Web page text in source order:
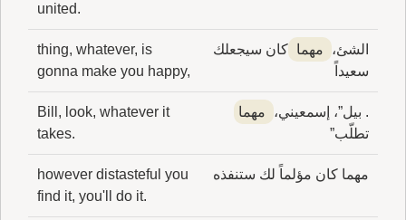
united.
الشئ، مهما كان سيجعلك
سعيداً
thing, whatever, is
gonna make you happy,
. بيل”، إسمعيني،
مهما
تطلّب”
Bill, look, whatever it
takes.
مهما كان مؤلماً لك ستنفذه
however distasteful you
find it, you'll do it.